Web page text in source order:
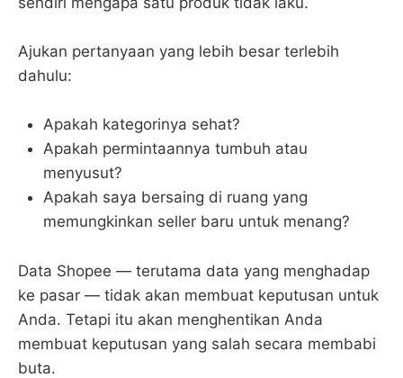
Ajukan pertanyaan yang lebih besar terlebih
dahulu:
Apakah kategorinya sehat?
Apakah permintaannya tumbuh atau
menyusut?
Apakah saya bersaing di ruang yang
memungkinkan seller baru untuk menang?
Data Shopee — terutama data yang menghadap
ke pasar — tidak akan membuat keputusan untuk
Anda. Tetapi itu akan menghentikan Anda
membuat keputusan yang salah secara membabi
buta.